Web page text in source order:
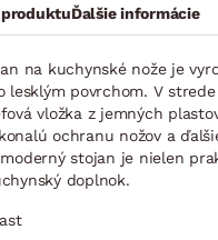
produktuĎalšie informácie
na kuchynské nože je
lesklým povrchom. V
vložka z jemných
ochranu nožov a
stojan je nielen
doplnok.